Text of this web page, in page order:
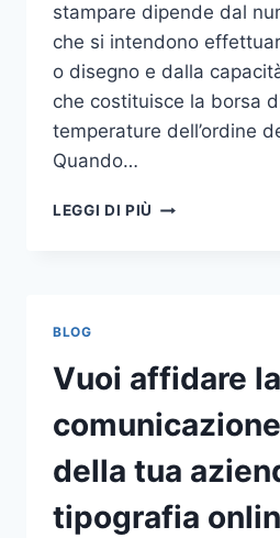
stampare dipende dal
che si intendono
o disegno e dalla
che costituisce la borsa
temperature dell’ordine
Quando…
LEGGI DI PIÙ COME
BLOG
Vuoi affidare la
della tua
tipografia